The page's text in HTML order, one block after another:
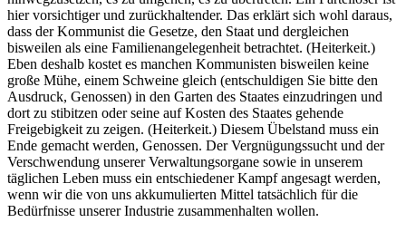
hier vorsichtiger und zurückhaltender. Das erklärt sich wohl daraus,
dass der Kommunist die Gesetze, den Staat und dergleichen
bisweilen als eine Familienangelegenheit betrachtet. (Heiterkeit.)
Eben deshalb kostet es manchen Kommunisten bisweilen keine
große Mühe, einem Schweine gleich (entschuldigen Sie bitte den
Ausdruck, Genossen) in den Garten des Staates einzudringen und
dort zu stibitzen oder seine auf Kosten des Staates gehende
Freigebigkeit zu zeigen. (Heiterkeit.) Diesem Übelstand muss ein
Ende gemacht werden, Genossen. Der Vergnügungssucht und der
Verschwendung unserer Verwaltungsorgane sowie in unserem
täglichen Leben muss ein entschiedener Kampf angesagt werden,
wenn wir die von uns akkumulierten Mittel tatsächlich für die
Bedürfnisse unserer Industrie zusammenhalten wollen.